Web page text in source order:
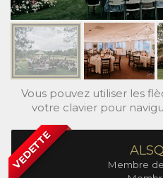
Vous pouvez utiliser les
votre clavier pour
VEDETTE
Membre